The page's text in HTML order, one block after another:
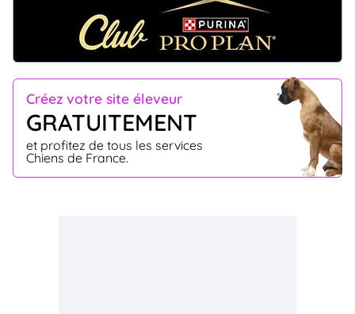
Créez votre site éleveur
GRATUITEMENT
et profitez de tous les services
Chiens de France.